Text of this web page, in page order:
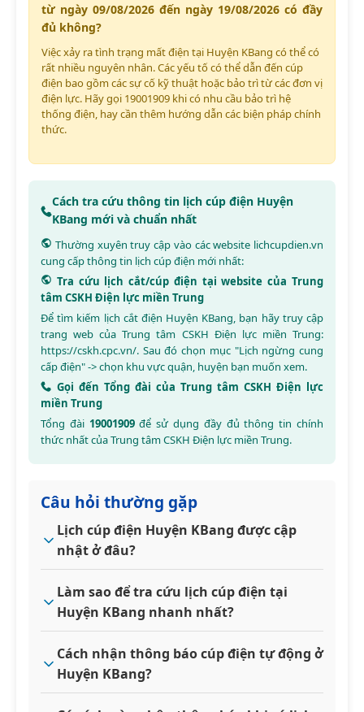
từ ngày 09/08/2026 đến ngày 19/08/2026 có đầy
đủ không?
Việc xảy ra tình trạng mất điện tại Huyện KBang có thể có
rất nhiều nguyên nhân. Các yếu tố có thể dẫn đến cúp
điện bao gồm các sự cố kỹ thuật hoặc bảo trì từ các đơn vị
điện lực. Hãy gọi 19001909 khi có nhu cầu bảo trì hệ
thống điện, hay cần thêm hướng dẫn các biện pháp chính
thức.
Cách tra cứu thông tin lịch cúp điện Huyện
KBang mới và chuẩn nhất
Thường xuyên truy cập vào các website lichcupdien.vn
cung cấp thông tin lịch cúp điện mới nhất:
Tra cứu lịch cắt/cúp điện tại website của Trung
tâm CSKH Điện lực miền Trung
Để tìm kiếm lịch cắt điện Huyện KBang, bạn hãy truy cập
trang web của Trung tâm CSKH Điện lực miền Trung:
https://cskh.cpc.vn/. Sau đó chọn mục "Lịch ngừng cung
cấp điện" -> chọn khu vực quận, huyện bạn muốn xem.
Gọi đến Tổng đài của Trung tâm CSKH Điện lực
miền Trung
Tổng đài 19001909để sử dụng đầy đủ thông tin chính
thức nhất của Trung tâm CSKH Điện lực miền Trung.
Câu hỏi thường gặp
Lịch cúp điện Huyện KBang được cập
nhật ở đâu?
Làm sao để tra cứu lịch cúp điện tại
Huyện KBang nhanh nhất?
Cách nhận thông báo cúp điện tự động ở
Huyện KBang?